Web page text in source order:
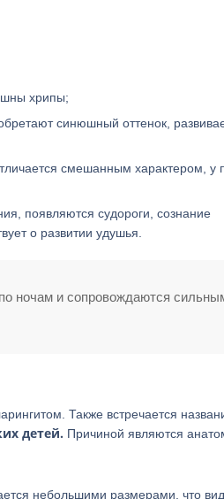
хрипы;
синюшный оттенок,
смешанным характером, у
появляются судороги, сознание
о развитии удушья.
ночам и сопровождаются
Также встречается
детей. Причиной являются
небольшими размерами, что